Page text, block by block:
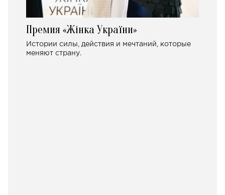
Премия «Жінка України»
Истории силы, действия и мечтаний, которые
меняют страну.